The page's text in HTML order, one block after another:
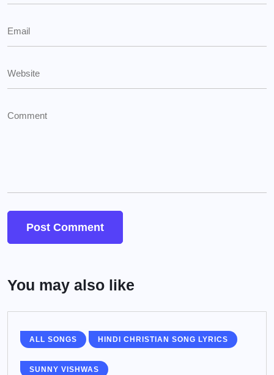
You may also like
ALL SONGS HINDI CHRISTIAN SONG LYRICS
SUNNY VISHWAS